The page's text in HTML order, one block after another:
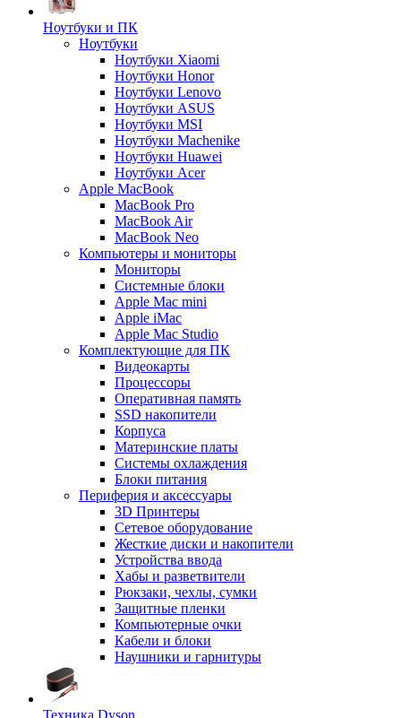
Ноутбуки и ПК
Ноутбуки
Ноутбуки Xiaomi
Ноутбуки Honor
Ноутбуки Lenovo
Ноутбуки ASUS
Ноутбуки MSI
Ноутбуки Machenike
Ноутбуки Huawei
Ноутбуки Acer
Apple MacBook
MacBook Pro
MacBook Air
MacBook Neo
Компьютеры и мониторы
Мониторы
Системные блоки
Apple Mac mini
Apple iMac
Apple Mac Studio
Комплектующие для ПК
Видеокарты
Процессоры
Оперативная память
SSD накопители
Корпуса
Материнские платы
Системы охлаждения
Блоки питания
Периферия и аксессуары
3D Принтеры
Сетевое оборудование
Жесткие диски и накопители
Устройства ввода
Хабы и разветвители
Рюкзаки, чехлы, сумки
Защитные пленки
Компьютерные очки
Кабели и блоки
Наушники и гарнитуры
Техника Dyson